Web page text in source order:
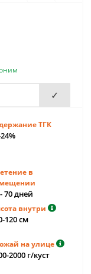
✓
ТГК
в
70 дней
внутри
120 см
на улице
2000 г/куст